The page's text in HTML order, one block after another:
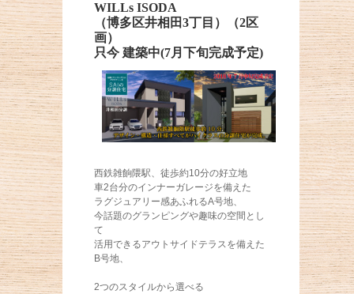
WILLs ISODA
（博多区井相田3丁目）（2区
画）
只今 建築中(7月下旬完成予定)
西鉄雑餉隈駅、徒歩約10分の好立地
車2台分のインナーガレージを備えた
ラグジュアリー感あふれるA号地、
今話題のグランピングや趣味の空間とし
て
活用できるアウトサイドテラスを備えた
B号地、
2つのスタイルから選べる